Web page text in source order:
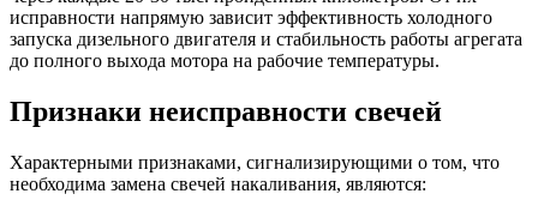
исправности напрямую зависит эффективность холодного
запуска дизельного двигателя и стабильность работы агрегата
до полного выхода мотора на рабочие температуры.
Признаки неисправности свечей
Характерными признаками, сигнализирующими о том, что
необходима замена свечей накаливания, являются: